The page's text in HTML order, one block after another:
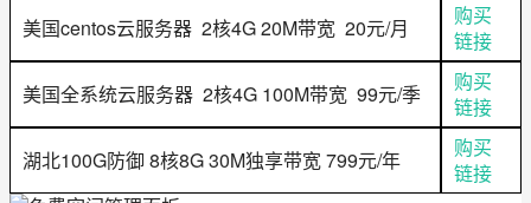
美国centos云服务器 2核4G 20M带宽 20元/月
购买
链接
美国全系统云服务器 2核4G 100M带宽 99元/季
购买
链接
湖北100G防御 8核8G 30M独享带宽 799元/年
购买
链接